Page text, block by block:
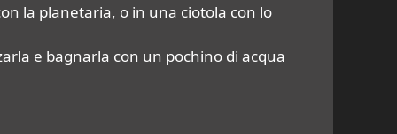
la planetaria, o in una ciotola con lo
e bagnarla con un pochino di acqua